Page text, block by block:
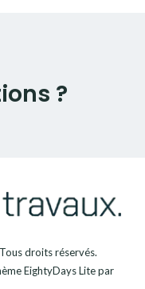
?
droits réservés.
EightyDays Litepar